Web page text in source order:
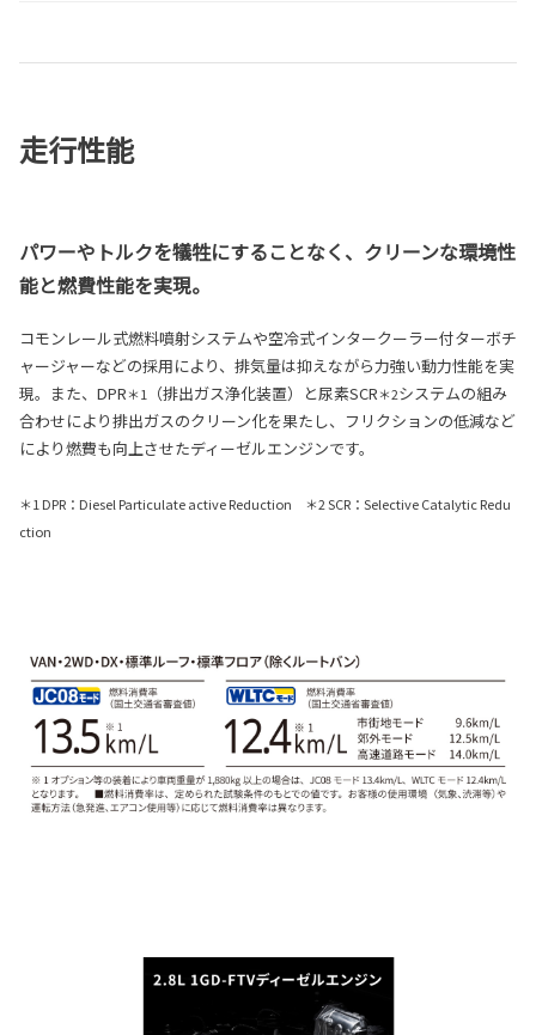
走行性能
パワーやトルクを犠牲にすることなく、クリーンな環境性
能と燃費性能を実現。
コモンレール式燃料噴射システムや空冷式インタークーラー付ターボチ
ャージャーなどの採用により、排気量は抑えながら力強い動力性能を実
現。また、DPR＊1 （排出ガス浄化装置）と尿素SCR＊2システムの組み
合わせにより排出ガスのクリーン化を果たし、フリクションの低減など
により燃費も向上させたディーゼルエンジンです。
＊1 DPR：Diesel Particulate active Reduction ＊2 SCR：Selective Catalytic Redu
ction